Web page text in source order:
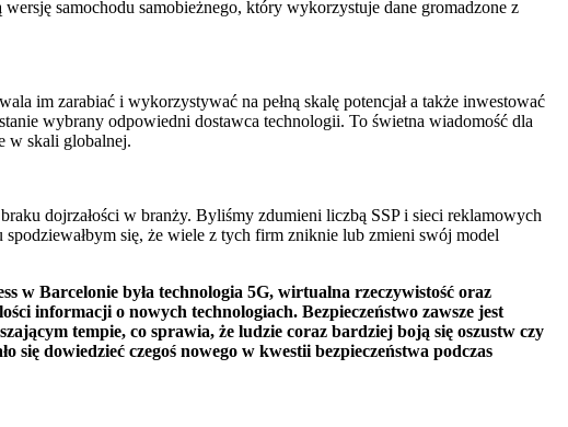
samochodu samobieżnego, który wykorzystuje dane gromadzone z
im zarabiać i wykorzystywać na pełną skalę potencjał a także inwestować
wybrany odpowiedni dostawca technologii. To świetna wiadomość dla
w skali globalnej.
dojrzałości w branży. Byliśmy zdumieni liczbą SSP i sieci reklamowych
się, że wiele z tych firm zniknie lub zmieni swój model
w Barcelonie była technologia 5G, wirtualna rzeczywistość oraz
informacji o nowych technologiach. Bezpieczeństwo zawsze jest
tempie, co sprawia, że ludzie coraz bardziej boją się oszustw czy
się dowiedzieć czegoś nowego w kwestii bezpieczeństwa podczas